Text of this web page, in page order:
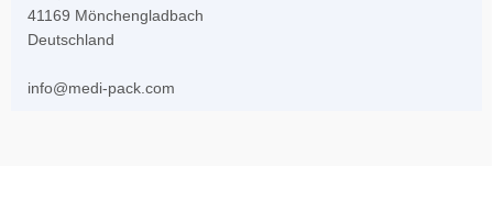
41169 Mönchengladbach
Deutschland
info@medi-pack.com